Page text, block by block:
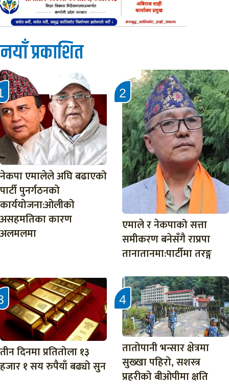
नयाँ प्रकाशित
नेकपा एमालेले अघि बढाएको
पार्टी पुनर्गठनको
कार्ययोजना:ओलीको
असहमतिका कारण
अलमलमा
एमाले र नेकपाको सत्ता
समीकरण बनेसँगै राप्रपा
तानातानमा:पार्टीमा तरङ्ग
तीन दिनमा प्रतितोला १३
हजार १ सय रुपैयाँ बढ्यो सुन
तातोपानी भन्सार क्षेत्रमा
सुख्खा पहिरो, सशस्त्र
प्रहरीको बीओपीमा क्षति